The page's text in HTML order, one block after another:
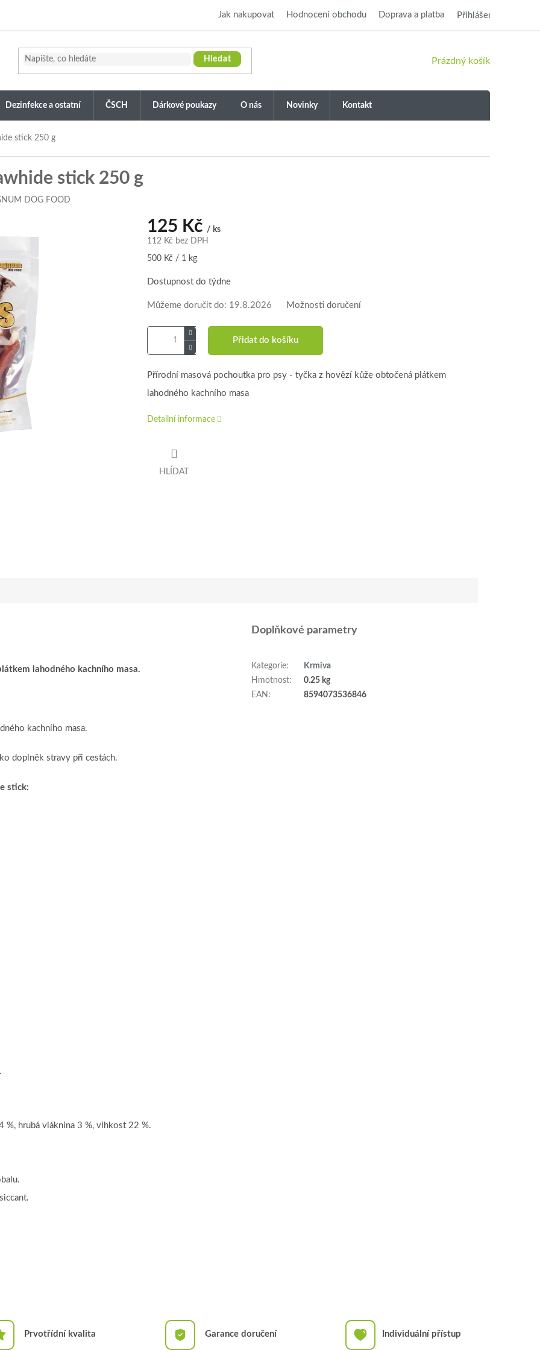
Jak nakupovat Hodnocení obchodu Doprava a platba Přihlášení
Hledat
NÁKUPNÍ
Prázdný košík
Dezinfekce a ostatní ČSCH Dárkové poukazy O nás Novinky Kontakt
stick 250 g
stick 250 g
DOG FOOD
125 Kč / ks
112 Kč bez DPH
Měrná
500 Kč / 1 kg
Dostupnost do týdne
Můžeme doručit do: 19.8.2026 Možnosti doručení
Přidat do košíku
Přírodní masová pochoutka pro psy - tyčka z hovězí kůže obtočená plátkem
lahodného kachního masa
Detailní informace
HLÍDAT
lahodného kachního masa.
kachního masa.
doplněk stravy při cestách.
stick:
%, hrubá vláknina 3 %, vlhkost 22 %.
Doplňkové parametry
Kategorie:
Krmiva
Hmotnost:
0.25 kg
EAN : 8594073536846
Prvotřídní kvalita Garance doručení Individuální přístup